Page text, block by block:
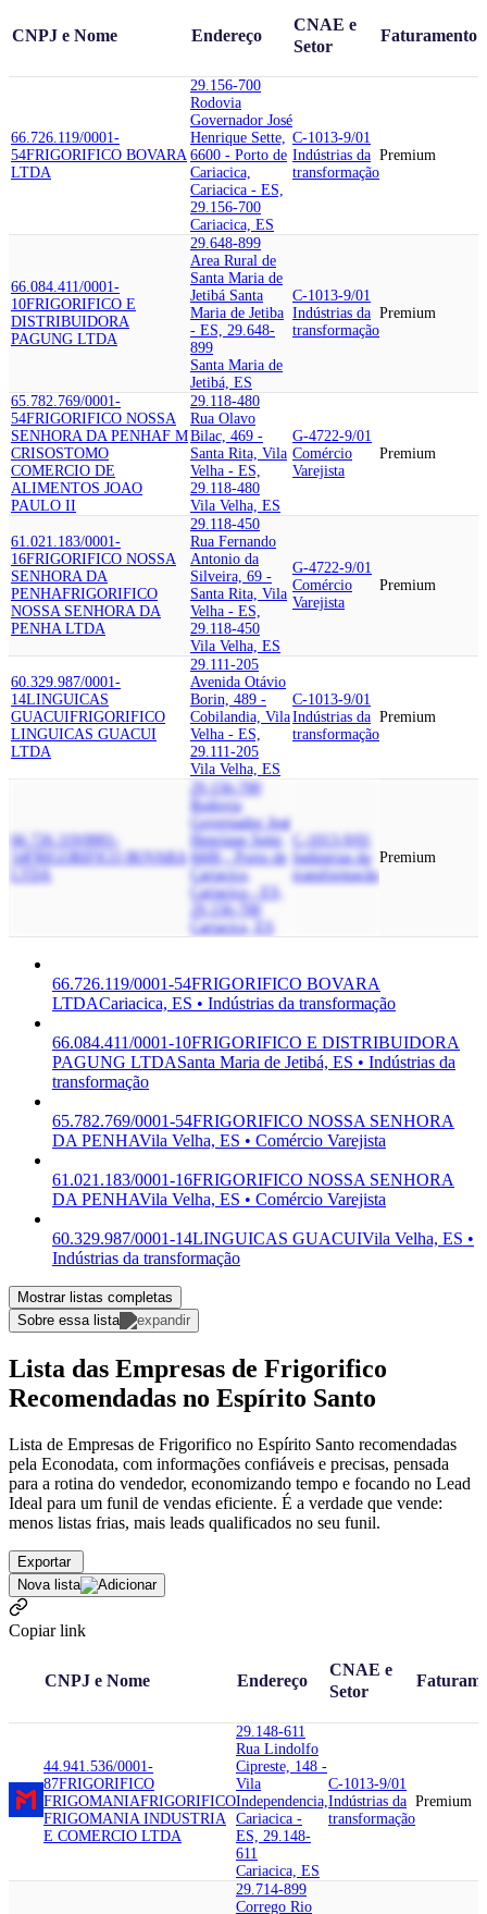
CNPJ e Nome Endereço
CNAE e
Setor
Faturamento
66.726.119/0001-
54FRIGORIFICO BOVARA
LTDA
29.156-700
Rodovia
Governador José
Henrique Sette,
6600 - Porto de
Cariacica,
Cariacica - ES,
29.156-700
Cariacica, ES
C-1013-9/01
Indústrias da
transformação
Premium
66.084.411/0001-
10FRIGORIFICO E
DISTRIBUIDORA
PAGUNG LTDA
29.648-899
Area Rural de
Santa Maria de
Jetibá Santa
Maria de Jetiba
- ES, 29.648-
899
Santa Maria de
Jetibá, ES
C-1013-9/01
Indústrias da
transformação
Premium
65.782.769/0001-
54FRIGORIFICO NOSSA
SENHORA DA PENHAF M
CRISOSTOMO
COMERCIO DE
ALIMENTOS JOAO
PAULO II
29.118-480
Rua Olavo
Bilac, 469 -
Santa Rita, Vila
Velha - ES,
29.118-480
Vila Velha, ES
G-4722-9/01
Comércio
Varejista
Premium
61.021.183/0001-
16FRIGORIFICO NOSSA
SENHORA DA
PENHAFRIGORIFICO
NOSSA SENHORA DA
PENHA LTDA
29.118-450
Rua Fernando
Antonio da
Silveira, 69 -
Santa Rita, Vila
Velha - ES,
29.118-450
Vila Velha, ES
G-4722-9/01
Comércio
Varejista
Premium
60.329.987/0001-
14LINGUICAS
GUACUIFRIGORIFICO
LINGUICAS GUACUI
LTDA
29.111-205
Avenida Otávio
Borin, 489 -
Cobilandia, Vila
Velha - ES,
29.111-205
Vila Velha, ES
C-1013-9/01
Indústrias da
transformação
Premium
66.726.119/0001-
54 FRIGORIFICO BOVARA
29.156-700
Rodovia
Governador José
Henrique Sette,
6600 - Porto de
Cariacica,
Cariacica - ES,
29.156-700
Cariacica, ES
C-1013-9/01
Indústrias da
transformação
Premium
66.726.119/0001-54FRIGORIFICO BOVARA
LTDACariacica, ES • Indústrias da transformação
66.084.411/0001-10FRIGORIFICO E DISTRIBUIDORA
PAGUNG LTDASanta Maria de Jetibá, ES • Indústrias da
transformação
65.782.769/0001-54FRIGORIFICO NOSSA SENHORA
DA PENHAVila Velha, ES • Comércio Varejista
61.021.183/0001-16FRIGORIFICO NOSSA SENHORA
DA PENHAVila Velha, ES • Comércio Varejista
60.329.987/0001-14LINGUICAS GUACUIVila Velha, ES •
Indústrias da transformação
Mostrar listas completas
Sobre essa lista
Lista das Empresas de Frigorifico
Recomendadas no Espírito Santo
Lista de Empresas de Frigorifico no Espírito Santo recomendadas
pela Econodata, com informações confiáveis e precisas, pensada
para a rotina do vendedor, economizando tempo e focando no Lead
Ideal para um funil de vendas eficiente. É a verdade que vende:
menos listas frias, mais leads qualificados no seu funil.
Exportar
Nova lista
Copiar link
CNPJ e Nome Endereço
CNAE e
Setor
44.941.536/0001-
87FRIGORIFICO
FRIGOMANIAFRIGORIFICO
FRIGOMANIA INDUSTRIA
E COMERCIO LTDA
29.148-611
Rua Lindolfo
Cipreste, 148 -
Vila
Independencia,
Cariacica -
ES, 29.148-
611
Cariacica, ES
C-1013-9/01
Indústrias da
transformação
Premium
29.714-899
Corrego Rio